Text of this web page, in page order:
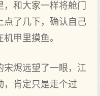
和大家一样将舱门
点了几下，确认自己
甲里摸鱼。
宋烬远望了一眼，江
，肯定只是走个过